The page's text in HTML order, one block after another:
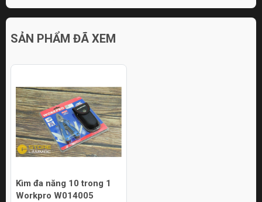
SẢN PHẨM ĐÃ XEM
Kìm đa năng 10 trong 1
Workpro W014005